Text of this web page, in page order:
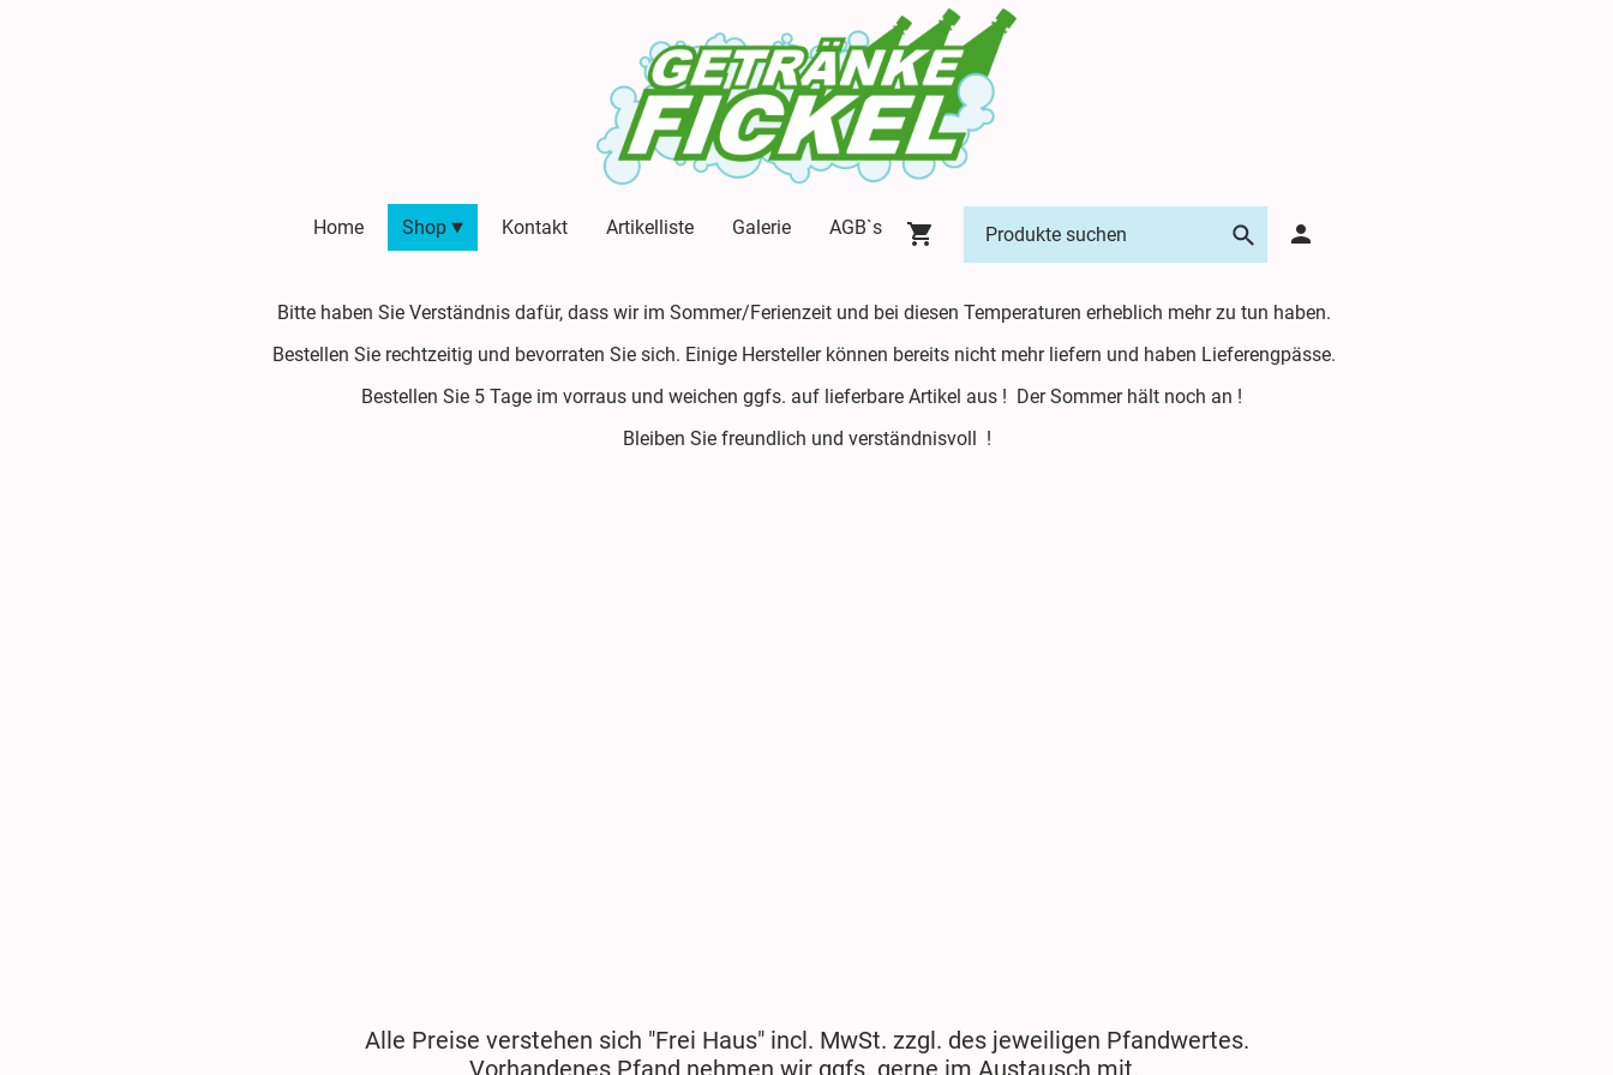
Home Shop Kontakt Artikelliste Galerie AGB`s
Bitte haben Sie Verständnis dafür, dass wir im Sommer/Ferienzeit und bei diesen Temperaturen erheblich mehr zu tun haben.
Bestellen Sie rechtzeitig und bevorraten Sie sich. Einige Hersteller können bereits nicht mehr liefern und haben Lieferengpässe.
Bestellen Sie 5 Tage im vorraus und weichen ggfs. auf lieferbare Artikel aus ! Der Sommer hält noch an !
Bleiben Sie freundlich und verständnisvoll !
Alle Preise verstehen sich "Frei Haus" incl. MwSt. zzgl. des jeweiligen Pfandwertes.
Vorhandenes Pfand nehmen wir ggfs. gerne im Austausch mit.